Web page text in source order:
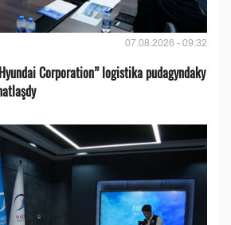
07.08.2026 - 09:32
Corporation” logistika pudagyndaky